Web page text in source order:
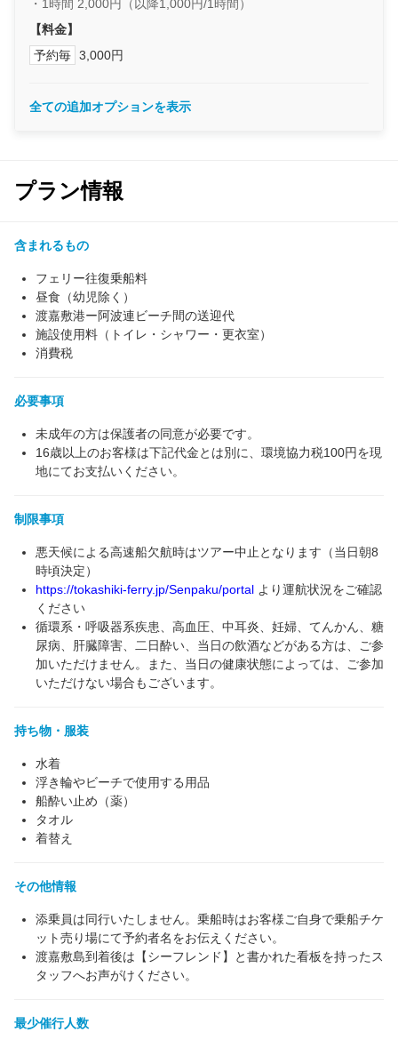
・1時間 2,000円（以降1,000円/1時間）
【料金】
予約毎 3,000円
全ての追加オプションを表示
プラン情報
含まれるもの
フェリー往復乗船料
昼食（幼児除く）
渡嘉敷港ー阿波連ビーチ間の送迎代
施設使用料（トイレ・シャワー・更衣室）
消費税
必要事項
未成年の方は保護者の同意が必要です。
16歳以上のお客様は下記代金とは別に、環境協力税100円を現
地にてお支払いください。
制限事項
悪天候による高速船欠航時はツアー中止となります（当日朝8
時頃決定）
https://tokashiki-ferry.jp/Senpaku/portal より運航状況をご確認
ください
循環系・呼吸器系疾患、高血圧、中耳炎、妊婦、てんかん、糖
尿病、肝臓障害、二日酔い、当日の飲酒などがある方は、ご参
加いただけません。また、当日の健康状態によっては、ご参加
いただけない場合もございます。
持ち物・服装
水着
浮き輪やビーチで使用する用品
船酔い止め（薬）
タオル
着替え
その他情報
添乗員は同行いたしません。乗船時はお客様ご自身で乗船チケ
ット売り場にて予約者名をお伝えください。
渡嘉敷島到着後は【シーフレンド】と書かれた看板を持ったス
タッフへお声がけください。
最少催行人数